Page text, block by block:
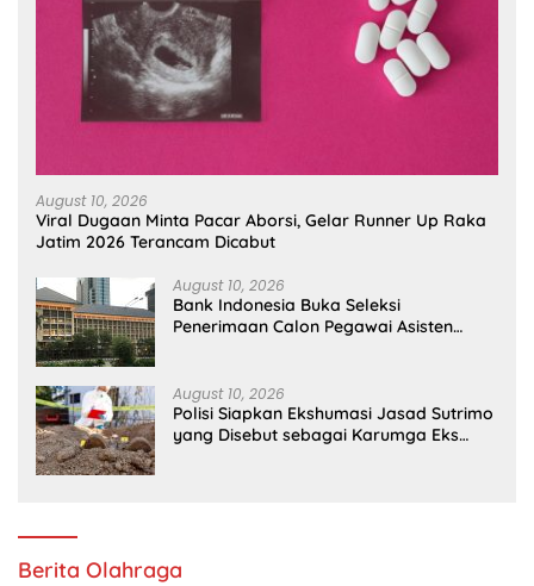
August 10, 2026
Viral Dugaan Minta Pacar Aborsi, Gelar Runner Up Raka
Jatim 2026 Terancam Dicabut
August 10, 2026
Bank Indonesia Buka Seleksi
Penerimaan Calon Pegawai Asisten
August 10, 2026
Polisi Siapkan Ekshumasi Jasad Sutrimo
yang Disebut sebagai Karumga Eks
Berita Olahraga